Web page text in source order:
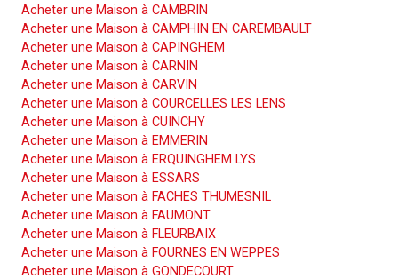
Acheter une Maison à CAMBRIN
Acheter une Maison à CAMPHIN EN CAREMBAULT
Acheter une Maison à CAPINGHEM
Acheter une Maison à CARNIN
Acheter une Maison à CARVIN
Acheter une Maison à COURCELLES LES LENS
Acheter une Maison à CUINCHY
Acheter une Maison à EMMERIN
Acheter une Maison à ERQUINGHEM LYS
Acheter une Maison à ESSARS
Acheter une Maison à FACHES THUMESNIL
Acheter une Maison à FAUMONT
Acheter une Maison à FLEURBAIX
Acheter une Maison à FOURNES EN WEPPES
Acheter une Maison à GONDECOURT